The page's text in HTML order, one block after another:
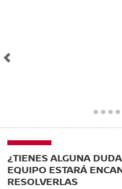
1 2 3 4
¿TIENES ALGUNA
EQUIPO ESTARÁ
RESOLVERLAS